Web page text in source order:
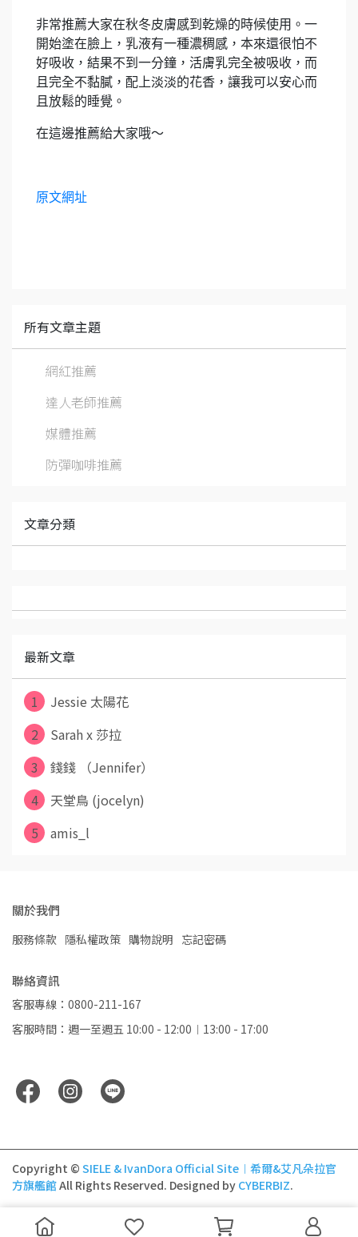
非常推薦大家在秋冬皮膚感到乾燥的時候使用。一
開始塗在臉上，乳液有一種濃稠感，本來還很怕不
好吸收，結果不到一分鐘，活膚乳完全被吸收，而
且完全不黏膩，配上淡淡的花香，讓我可以安心而
且放鬆的睡覺。
在這邊推薦給大家哦～
原文網址
所有文章主題
網紅推薦
達人老師推薦
媒體推薦
防彈咖啡推薦
文章分類
最新文章
1
Jessie 太陽花
2
Sarah x 莎拉
3
錢錢 （Jennifer）
4
天堂鳥 (jocelyn)
5
amis_l
關於我們
服務條款 隱私權政策 購物說明 忘記密碼
聯絡資訊
客服專線：0800-211-167
客服時間：週一至週五 10:00 - 12:00︱13:00 - 17:00
Copyright © SIELE & IvanDora Official Site︱希爾&艾凡朵拉官
方旗艦館All Rights Reserved. Designed by CYBERBIZ.